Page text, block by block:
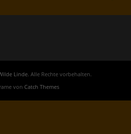
Linde. Alle Rechte vorbehalten.
von Catch Themes